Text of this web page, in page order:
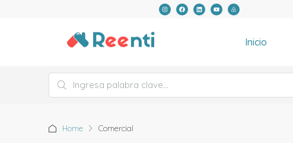
Inicio
Home Comercial